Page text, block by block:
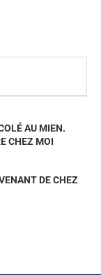
AU MIEN.
CHEZ MOI
DE CHEZ